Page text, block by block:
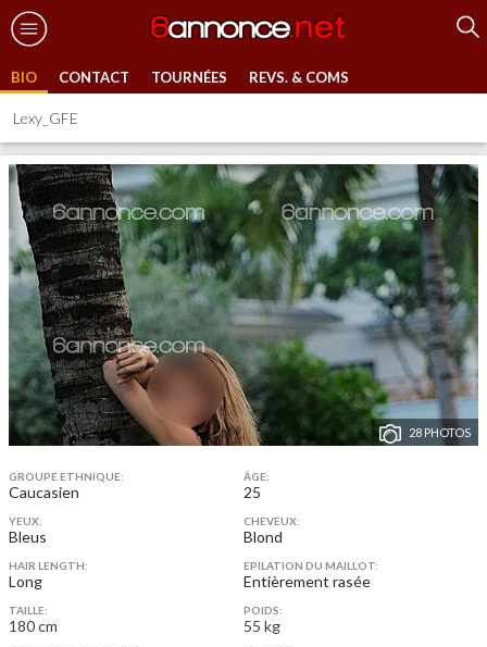
BIO CONTACT TOURNÉES REVS. & COMS
Lexy_GFE
28 PHOTOS
GROUPE ETHNIQUE:
Caucasien
ÂGE:
25
YEUX:
Bleus
CHEVEUX:
Blond
HAIR LENGTH:
Long
EPILATION DU MAILLOT:
Entièrement rasée
TAILLE:
180 cm
POIDS:
55 kg